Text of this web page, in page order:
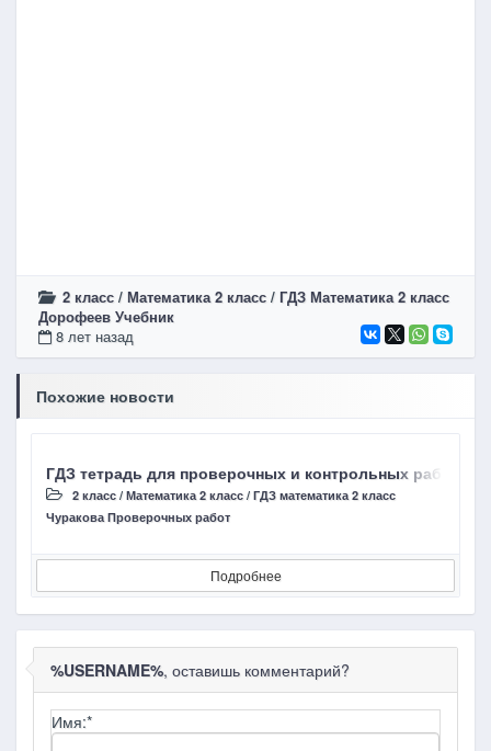
2 класс / Математика 2 класс / ГДЗ Математика 2 класс
Дорофеев Учебник
8 лет назад
Похожие новости
ГДЗ тетрадь для проверочных и контрольных работ
2 класс / Математика 2 класс / ГДЗ математика 2 класс
Чуракова Проверочных работ
Подробнее
%USERNAME%, оставишь комментарий?
Имя:*